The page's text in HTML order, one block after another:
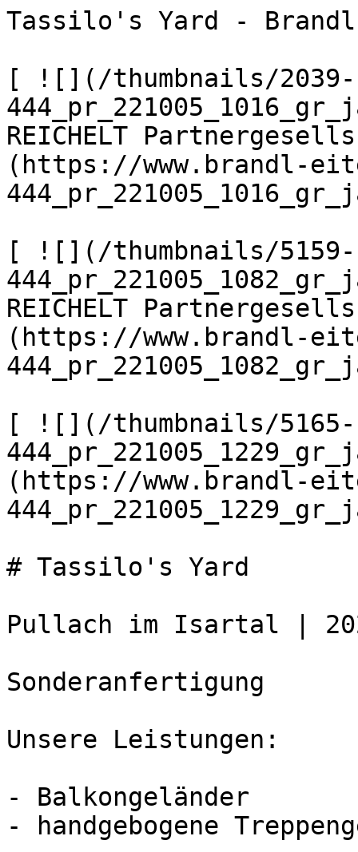
Tassilo's Yard -
[ ![](/thumbnails/2039-
REICHELT
(https://www.brandl-
[ ![](/thumbnails/5159-
REICHELT
(https://www.brandl-
[ ![](/thumbnails/5165-
(https://www.brandl-
# Tassilo's Yard
Pullach im Isartal |
Sonderanfertigung
Unsere Leistungen:
- Balkongeländer
- handgebogene